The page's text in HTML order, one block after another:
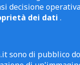
decisione
dei dati .
sono di pubblico